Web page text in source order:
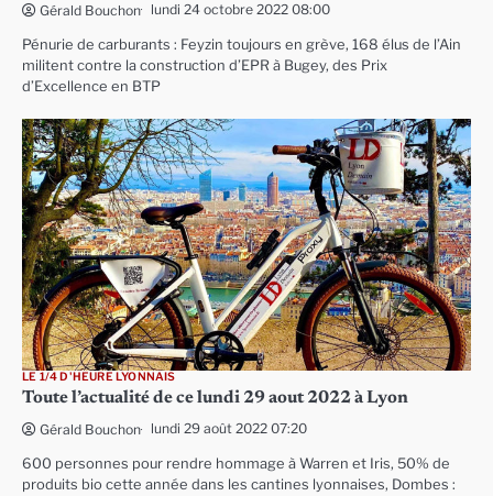
Gérald Bouchon lundi 24 octobre 2022 08:00
Pénurie de carburants : Feyzin toujours en grève, 168 élus de l’Ain
militent contre la construction d’EPR à Bugey, des Prix
d’Excellence en BTP
LE 1/4 D'HEURE LYONNAIS
Toute l’actualité de ce lundi 29 aout 2022 à Lyon
Gérald Bouchon lundi 29 août 2022 07:20
600 personnes pour rendre hommage à Warren et Iris, 50% de
produits bio cette année dans les cantines lyonnaises, Dombes :